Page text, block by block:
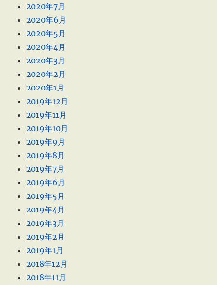
2020年7月
2020年6月
2020年5月
2020年4月
2020年3月
2020年2月
2020年1月
2019年12月
2019年11月
2019年10月
2019年9月
2019年8月
2019年7月
2019年6月
2019年5月
2019年4月
2019年3月
2019年2月
2019年1月
2018年12月
2018年11月